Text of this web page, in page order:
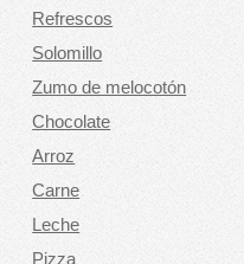
Refrescos
Solomillo
Zumo de melocotón
Chocolate
Arroz
Carne
Leche
Pizza